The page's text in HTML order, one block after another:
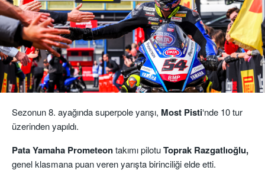
Sezonun 8. ayağında superpole yarışı, Most Pisti‘nde 10 tur
üzerinden yapıldı.
Pata Yamaha Prometeontakımı pilotuToprak Razgatlıoğlu,
genel klasmana puan veren yarışta birinciliği elde etti.